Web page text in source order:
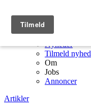
Artikler
Nyheder
Tilmeld
Om
Jobs
Annoncer
Artikler